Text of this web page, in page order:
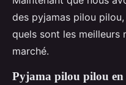
des pyjamas pilou
quels sont les meilleurs
marché.
Pyjama pilou pilou